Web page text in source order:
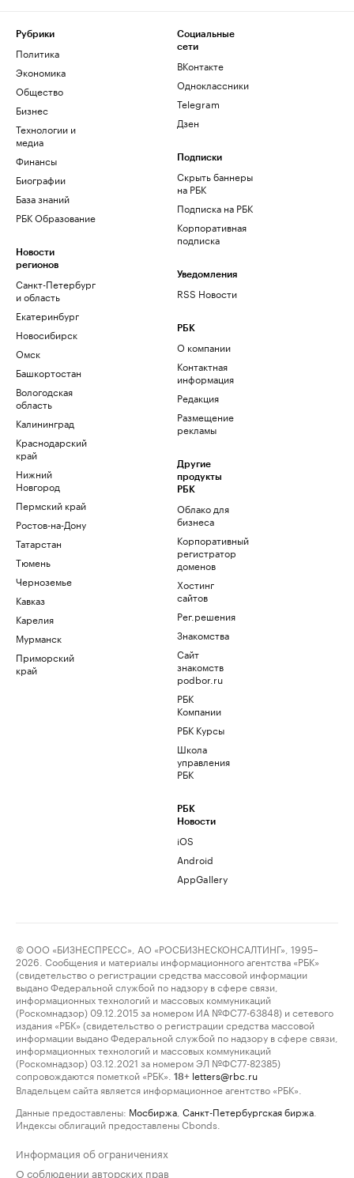
Рубрики
Политика
Экономика
Общество
Бизнес
Технологии и
медиа
Финансы
Биографии
База знаний
РБК Образование
Новости
регионов
Санкт-Петербург
и область
Екатеринбург
Новосибирск
Омск
Башкортостан
Вологодская
область
Калининград
Краснодарский
край
Нижний
Новгород
Пермский край
Ростов-на-Дону
Татарстан
Тюмень
Черноземье
Кавказ
Карелия
Мурманск
Приморский
край
Социальные
сети
ВКонтакте
Одноклассники
Telegram
Дзен
Подписки
Скрыть баннеры
на РБК
Подписка на РБК
Корпоративная
подписка
Уведомления
RSS Новости
РБК
О компании
Контактная
информация
Редакция
Размещение
рекламы
Другие
продукты
РБК
Облако для
бизнеса
Корпоративный
регистратор
доменов
Хостинг
сайтов
Рег.решения
Знакомства
Сайт
знакомств
podbor.ru
РБК
Компании
РБК Курсы
Школа
управления
РБК
РБК
Новости
iOS
Android
AppGallery
© ООО «БИЗНЕСПРЕСС», АО «РОСБИЗНЕСКОНСАЛТИНГ», 1995–
2026. Сообщения и материалы информационного агентства «РБК»
(свидетельство о регистрации средства массовой информации
выдано Федеральной службой по надзору в сфере связи,
информационных технологий и массовых коммуникаций
(Роскомнадзор) 09.12.2015 за номером ИА №ФС77-63848) и сетевого
издания «РБК» (свидетельство о регистрации средства массовой
информации выдано Федеральной службой по надзору в сфере связи,
информационных технологий и массовых коммуникаций
(Роскомнадзор) 03.12.2021 за номером ЭЛ №ФС77-82385)
сопровождаются пометкой «РБК».
18+ letters@rbc.ru
Владельцем сайта является информационное агентство «РБК».
Данные предоставлены: Мосбиржа Санкт-Петербургская биржа
Индексы облигаций предоставлены Cbonds.
Информация об ограничениях
О соблюдении авторских прав